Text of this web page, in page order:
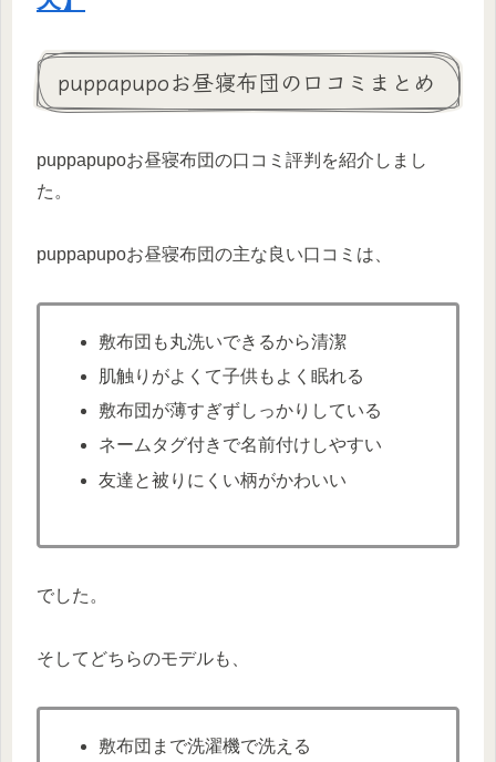
puppapupoお昼寝布団の口コミまとめ
puppapupoお昼寝布団の口コミ評判を紹介しまし
た。
puppapupoお昼寝布団の主な良い口コミは、
敷布団も丸洗いできるから清潔
肌触りがよくて子供もよく眠れる
敷布団が薄すぎずしっかりしている
ネームタグ付きで名前付けしやすい
友達と被りにくい柄がかわいい
でした。
そしてどちらのモデルも、
敷布団まで洗濯機で洗える